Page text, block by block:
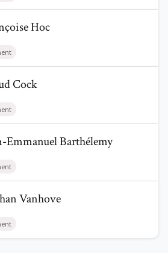
Hoc
Hoc
Cock
Cock
Emmanuel Barthélemy
EmmanuelBarthélemy
Vanhove
Vanhove